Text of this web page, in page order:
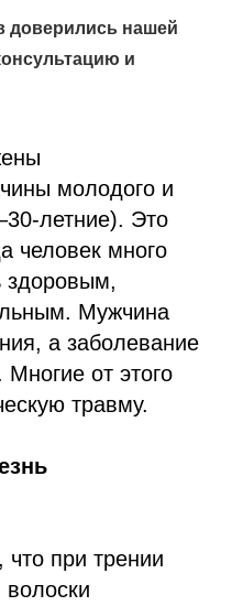
доверились нашей
и
молодого и
летние). Это
человек много
здоровым,
Мужчина
а заболевание
Многие от этого
травму.
что при трении
волоски